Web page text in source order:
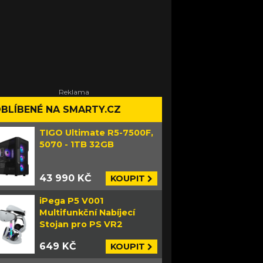
NA SMARTY.CZ
TIGO Ultimate R5-7500F,
5070 - 1TB 32GB
43 990 KČ KOUPIT
iPega P5 V001
Multifunkční Nabíjecí
Stojan pro PS VR2
649 KČ KOUPIT